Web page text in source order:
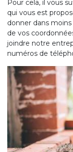
Pour cela, il vous
qui vous est
donner dans
de vos
joindre notre
numéros de